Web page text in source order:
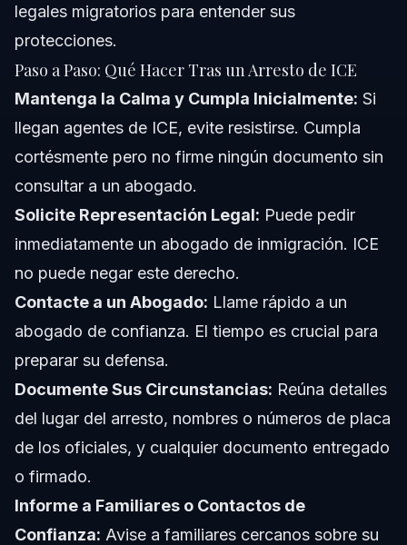
legales migratorios para entender sus
protecciones.
Paso a Paso: Qué Hacer Tras un Arresto de ICE
Mantenga la Calma y Cumpla Inicialmente: Si
llegan agentes de ICE, evite resistirse. Cumpla
cortésmente pero no firme ningún documento sin
consultar a un abogado.
Solicite Representación Legal: Puede pedir
inmediatamente un abogado de inmigración. ICE
no puede negar este derecho.
Contacte a un Abogado: Llame rápido a un
abogado de confianza. El tiempo es crucial para
preparar su defensa.
Documente Sus Circunstancias: Reúna detalles
del lugar del arresto, nombres o números de placa
de los oficiales, y cualquier documento entregado
o firmado.
Informe a Familiares o Contactos de
Confianza: Avise a familiares cercanos sobre su